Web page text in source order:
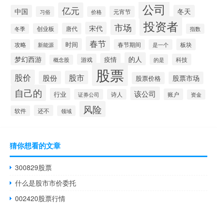
中国 习俗 亿元 价格 元宵节 公司 冬天
冬季 创业板 唐代 宋代 市场 投资者 指数
攻略 新能源 时间 春节 春节期间 是一个 板块
梦幻西游 概念股 游戏 疫情 的人 的是 科技
股价 股份 股市 股票 股票价格 股票市场
自己的 行业 证券公司 诗人 该公司 账户 资金
软件 还不 领域 风险
猜你想看的文章
300829股票
什么是股市市价委托
002420股票行情